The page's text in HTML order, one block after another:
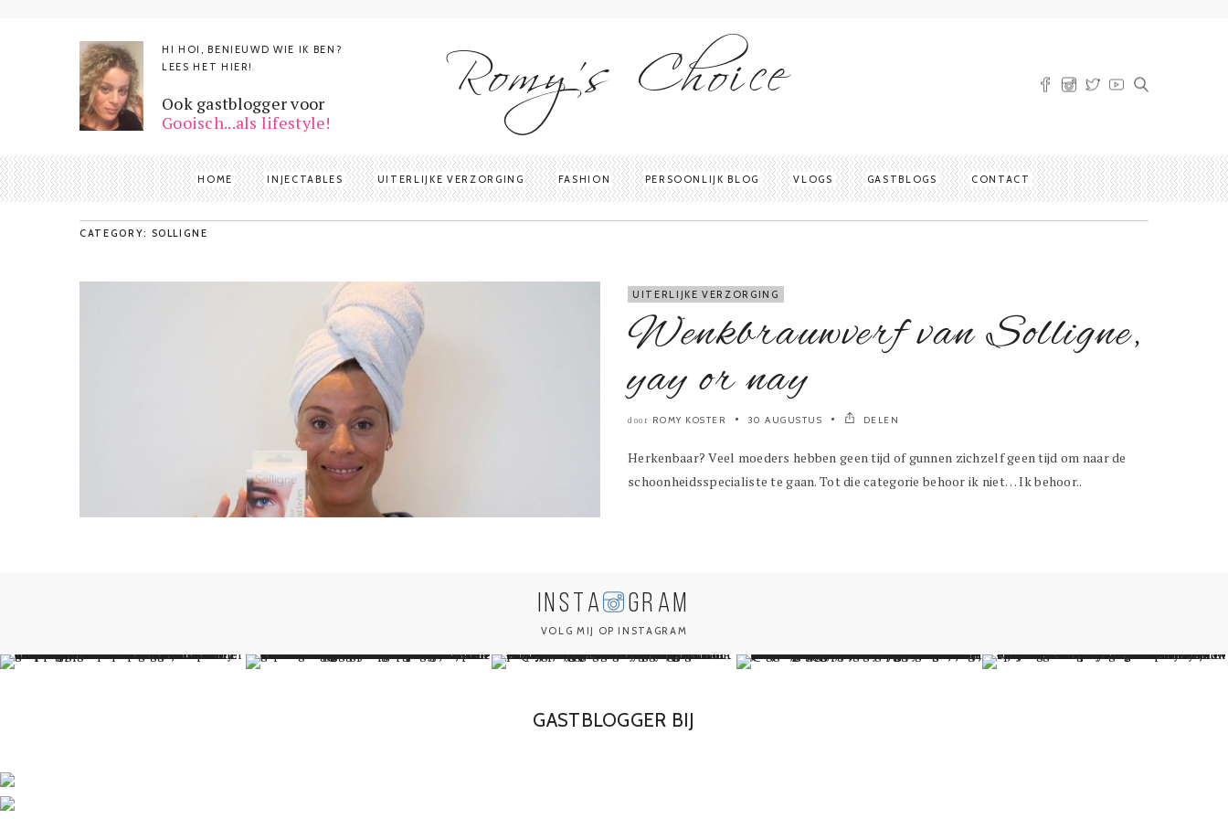
HI HOI, BENIEUWD WIE IK BEN?
LEES HET HIER!
Ook gastblogger voor
Gooisch...als lifestyle!
Romy's Choice
HOME INJECTABLES UITERLIJKE VERZORGING FASHION PERSOONLIJK BLOG VLOGS GASTBLOGS CONTACT
CATEGORY: SOLLIGNE
UITERLIJKE VERZORGING
Wenkbrauwverf van Solligne,
yay or nay
door ROMY KOSTER 30 AUGUSTUS DELEN
Herkenbaar? Veel moeders hebben geen tijd of gunnen zichzelf geen tijd om naar de
schoonheidsspecialiste te gaan. Tot die categorie behoor ik niet… Ik behoor..
INSTA GRAM
VOLG MIJ OP INSTAGRAM
GASTBLOGGER BIJ